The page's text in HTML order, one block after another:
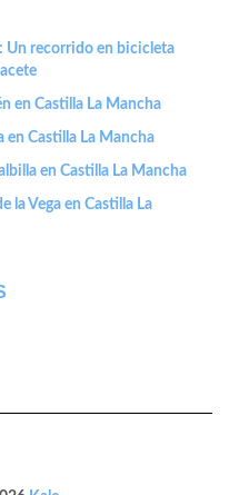
Un recorrido en bicicleta
en Castilla La Mancha
en Castilla La Mancha
en Castilla La Mancha
la Vega en Castilla La